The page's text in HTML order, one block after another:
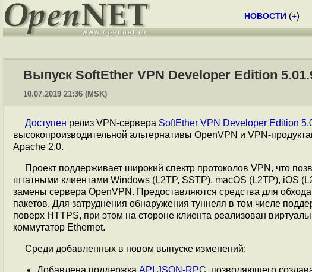
НОВОСТИ (+)
Выпуск SoftEther VPN Developer Edition
10.07.2019 21:36 (MSK)
Доступен релиз VPN-сервера SoftEther VPN Developer Edition
высокопроизводительной альтернативы OpenVPN и VPN-
Apache 2.0.
Проект поддерживает широкий спектр протоколов VPN, что
штатными клиентами Windows (L2TP, SSTP), macOS (L2TP), iOS
замены сервера OpenVPN. Предоставляются средства для
пакетов. Для затруднения обнаружения туннеля в том числе
поверх HTTPS, при этом на стороне клиента реализован
коммутатор Ethernet.
Среди добавленных в новом выпуске изменений:
Добавлена поддержка API JSON-RPC, позволяющего